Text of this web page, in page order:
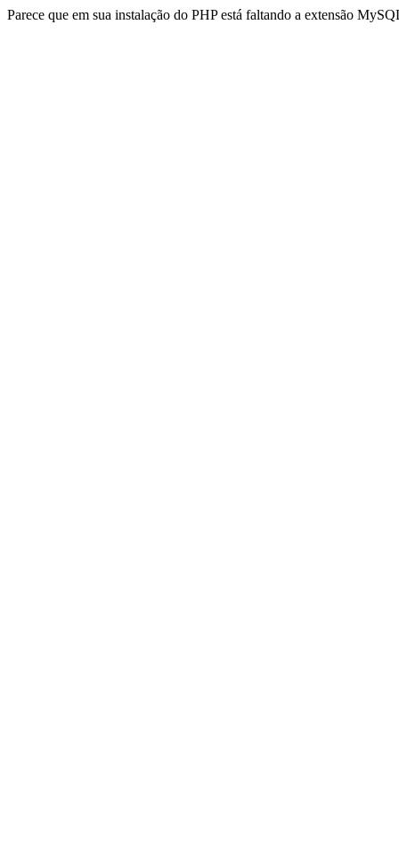
Parece que em sua instalação do PHP está faltando a extensão